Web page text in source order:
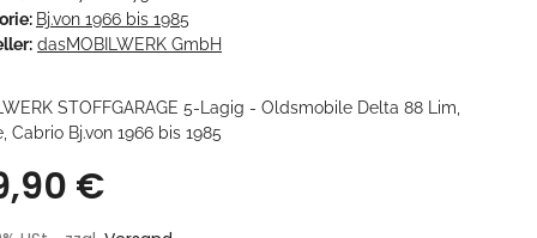
Bj.von 1966 bis 1985
dasMOBILWERK GmbH
STOFFGARAGE 5-Lagig - Oldsmobile Delta 88 Lim,
Cabrio Bj.von 1966 bis 1985
€